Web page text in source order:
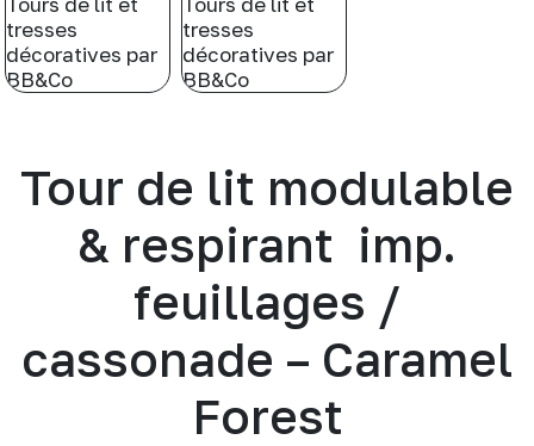
Tour de lit modulable
& respirant imp.
feuillages /
cassonade – Caramel
Forest